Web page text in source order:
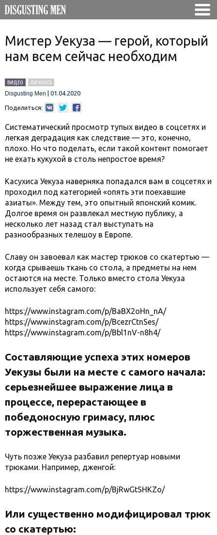
Мистер Уекуза — герой, который
нам всем сейчас необходим
ВИДЕО
ЛИЧНОСЬ
Disgusting Men
01.04.2020
Поделиться:
Систематический просмотр тупых видео в соцсетях и
легкая деградация как следствие — это, конечно,
плохо. Но что поделать, если такой контент помогает
не ехать кукухой в столь непростое время?
Касухиса Уекуза наверняка попадался вам в соцсетях и
проходил под категорией «опять эти поехавшие
азиаты». Между тем, это опытный японский комик.
Долгое время он развлекал местную публику, а
несколько лет назад стал выступать на
разнообразных телешоу в Европе.
Славу он завоевал как мастер трюков со скатертью —
когда срываешь ткань со стола, а предметы на нем
остаются на месте. Только вместо стола Уекуза
использует себя самого:
https://www.instagram.com/p/BaBX2oHn_nA/
https://www.instagram.com/p/BcezrCtnSes/
https://www.instagram.com/p/Bbl1nV-n8h4/
Составляющие успеха этих номеров
Уекузы были на месте с самого начала:
серьезнейшее выражение лица в
процессе, перерастающее в
победоносную гримасу, плюс
торжественная музыка.
Чуть позже Уекуза разбавил репертуар новыми
трюками. Например, дженгой:
https://www.instagram.com/p/BjRwGtSHKZo/
Или существенно модифицировал трюк
со скатертью: